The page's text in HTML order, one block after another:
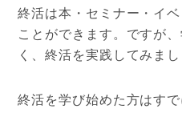
終活は本・セミナー・イ
ことができます。ですが
く、終活を実践してみまし
終活を学び始めた方はす